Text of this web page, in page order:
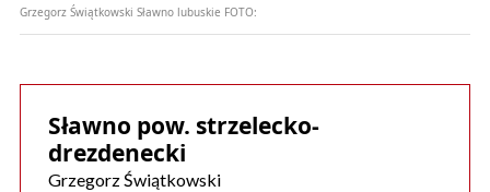
Grzegorz Świątkowski Sławno lubuskie FOTO:
Sławno pow. strzelecko-
drezdenecki
Grzegorz Świątkowski